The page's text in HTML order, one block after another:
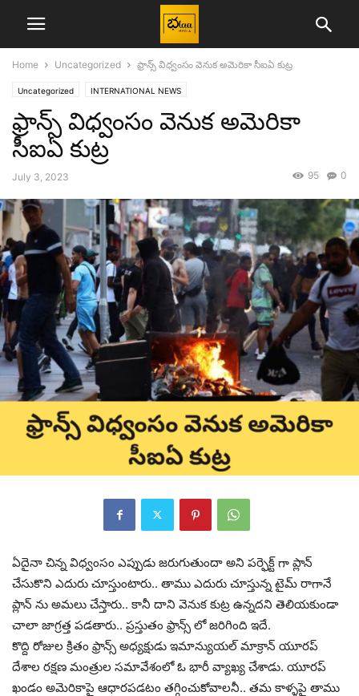
Home Uncategorized ఫ్రాన్స్ విధ్వంసం వెనుక అమెరికా సీఐఏ కుట్ర
Uncategorized INTERNATIONAL NEWS
ఫ్రాన్స్ విధ్వంసం వెనుక అమెరికా
సీఐఏ కుట్ర
July 3, 2023 0
95
ఏదైనా చిన్న విధ్వంసం ఎప్పుడు జరుగుతుందా అని పర్ఫెక్ట్ గా ప్లాన్
చేసుకొని ఎదురు చూస్తుంటారు.. తాము ఎదురు చూస్తున్న టైమ్ రాగానే
ప్లాన్ ను అమలు చేస్తారు.. కానీ దాని వెనుక కుట్ర ఉన్నదని తెలియకుండా
చాలా జాగ్రత్త పడతారు.. ప్రస్తుతం ఫ్రాన్స్ లో జరిగింది ఇదే.
కొద్ది రోజుల క్రితం ఫ్రాన్స్ అధ్యక్షుడు ఇమాన్యుయల్ మాక్రాన్ యూరప్
దేశాల రక్షణ మంత్రుల సమావేశంలో ఓ భారీ వ్యాఖ్య చేశాడు. యూరప్
ఖండం అమెరికాపై ఆధారపడటం తగ్గించుకోవాలనీ.. తమ కాళ్ళపై తాము